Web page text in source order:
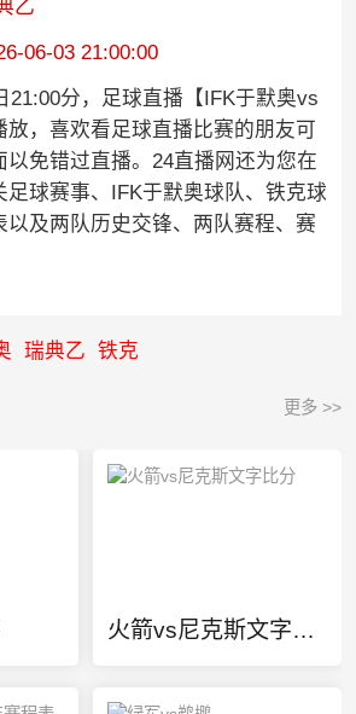
乙
06-03 21:00:00
21:00分，足球直播【IFK于默奥vs
放，喜欢看足球直播比赛的朋友可
以免错过直播。24直播网还为您在
足球赛事、IFK于默奥球队、铁克球
以及两队历史交锋、两队赛程、赛
瑞典乙 铁克
更多 >>
火箭vs尼克斯文字比分